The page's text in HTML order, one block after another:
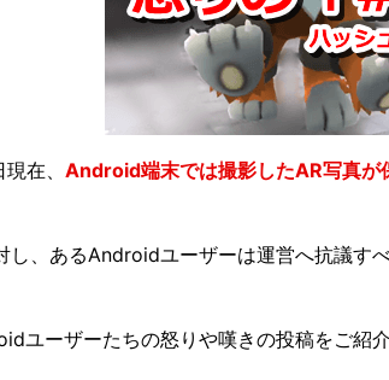
在、 Android端末では撮影したAR写真が
し、あるAndroidユーザーは運営へ抗議すべ
ユーザーたちの怒りや嘆きの投稿をご紹介